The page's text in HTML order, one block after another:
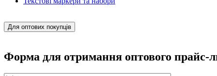
Для оптових покупців
Форма для отримання оптового прайс-